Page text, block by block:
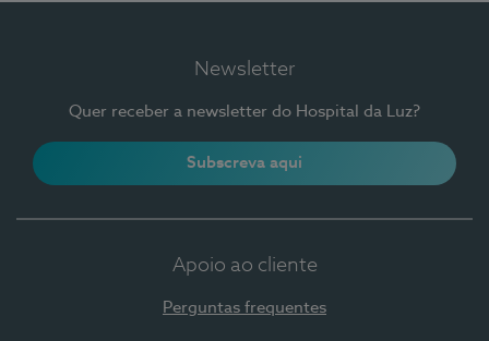
Newsletter
Quer receber a newsletter do Hospital da Luz?
Subscreva aqui
Apoio ao cliente
Perguntas frequentes